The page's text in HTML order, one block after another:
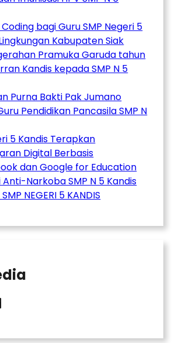
bagi Guru SMP Negeri 5
Kabupaten Siak
Pramuka Garuda tahun
Kandis kepada SMP N 5
Purna Bakti Pak Jumano
Pendidikan Pancasila SMP N
5 Kandis Terapkan
Digital Berbasis
dan Google for Education
Anti-Narkoba SMP N 5 Kandis
NEGERI 5 KANDIS